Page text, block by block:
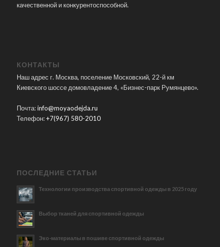
качественной и конкурентоспособной.
КОНТАКТЫ
Наш адрес г. Москва, поселение Московский, 22-й км
Киевского шоссе домовладение 4, «Бизнес-парк Румянцево».
Почта:info@moyaodejda.ru
Телефон:+7(967) 580-2010
ПОСЛЕДНИЕ СТАТЬИ
Технологии производства спортивной одежды в 2025 году
Выбор тканей для спортивной одежды
Эко-материалы в пошиве спортивной одежды